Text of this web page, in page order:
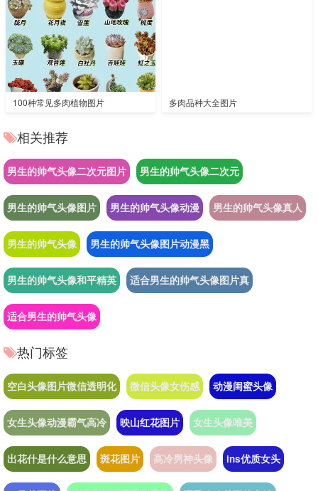
100种常见多肉植物图片 多肉品种大全图片
相关推荐
男生的帅气头像二次元图片 男生的帅气头像二次元
男生的帅气头像图片 男生的帅气头像动漫 男生的帅气头像真人
男生的帅气头像 男生的帅气头像图片动漫黑
男生的帅气头像和平精英 适合男生的帅气头像图片真
适合男生的帅气头像
热门标签
空白头像图片微信透明化 微信头像女伤感 动漫闺蜜头像
女生头像动漫霸气高冷 映山红花图片 女生头像唯美
出花什是什么意思 斑花图片 高冷男神头像 ins优质女头